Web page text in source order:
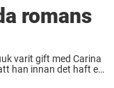
romans
varit gift med Carina
han innan det haft en